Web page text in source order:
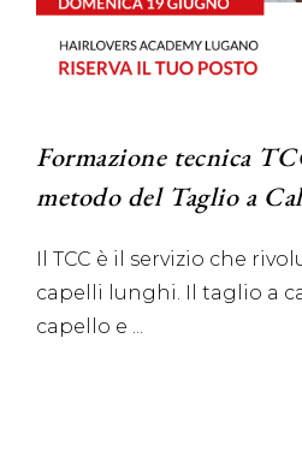
Formazione tecnica
metodo del Taglio a
Il TCC è il servizio che
capelli lunghi. Il taglio a
capello e